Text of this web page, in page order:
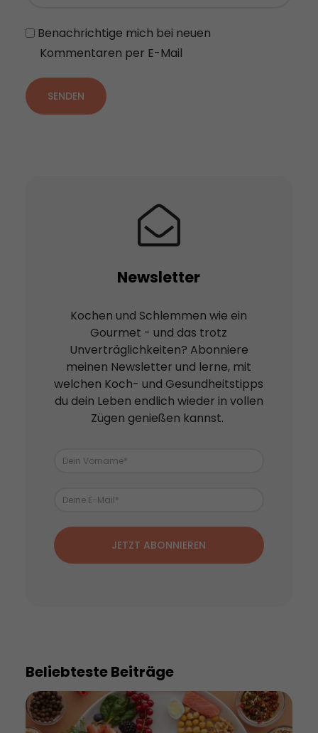
Benachrichtige mich bei neuen
Kommentaren per E-Mail
SENDEN
Newsletter
Kochen und Schlemmen wie ein
Gourmet - und das trotz
Unverträglichkeiten? Abonniere
meinen Newsletter und lerne, mit
welchen Koch- und Gesundheitstipps
du dein Leben endlich wieder in vollen
Zügen genießen kannst.
JETZT ABONNIEREN
Beliebteste Beiträge